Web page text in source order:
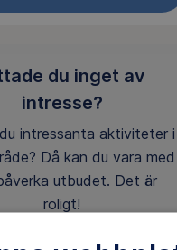
du inget av
intresse?
intressanta aktiviteter i
Då kan du vara med
utbudet. Det är
roligt!